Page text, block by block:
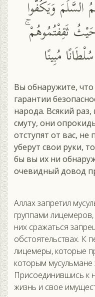
السَّلَمَ وَيَكُفُّوا
ثَقِفْتُمُوهُمْ
مُبِينًا
Вы обнаружите, что
гарантии
народа. Всякий
смуту, они
отступят от вас,
уберут свои руки,
бы вы их ни
очевидный довод
Аллах запретил
группами
них сражаться
обстоятельствах. К
лицемеры, которые
которым
Присоединившись к
жизнь и свое